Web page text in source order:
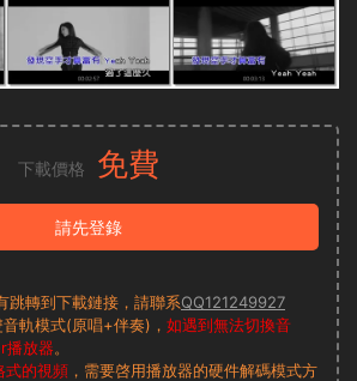
下載價格 免費
請先登錄
跳轉到下載鏈接，請聯系QQ121249927
軌模式(原唱+伴奏)， 如遇到無法切換音
播放器。
式的視頻 ，需要啓用播放器的硬件解碼模式方